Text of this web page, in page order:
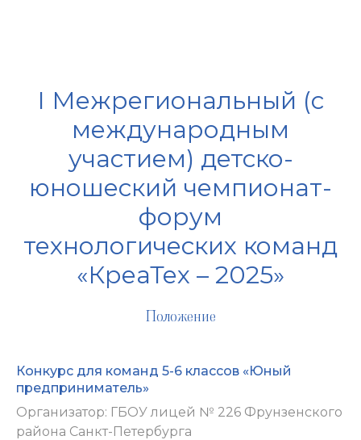
I Межрегиональный (с
международным
участием) детско-
юношеский чемпионат-
форум
технологических команд
«КреаТех – 2025»
Положение
Конкурс для команд 5-6 классов «Юный
предприниматель»
Организатор: ГБОУ лицей № 226 Фрунзенского
района Санкт-Петербурга